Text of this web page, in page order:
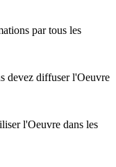
par tous les
devez diffuser l'Oeuvre
l'Oeuvre dans les